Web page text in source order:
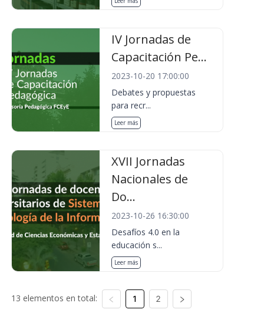
IV Jornadas de
Capacitación Pe...
2023-10-20 17:00:00
Debates y propuestas
para recr...
Leer más
XVII Jornadas
Nacionales de
Do...
2023-10-26 16:30:00
Desafíos 4.0 en la
educación s...
Leer más
13 elementos en total: 1 2